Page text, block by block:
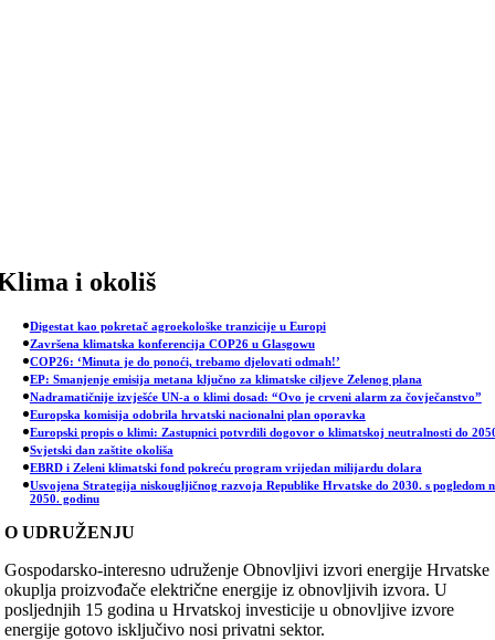
i okoliš
Digestat kao pokretač agroekološke tranzicije u Europi
Završena klimatska konferencija COP26 u Glasgowu
COP26: ‘Minuta je do ponoći, trebamo djelovati odmah!’
EP: Smanjenje emisija metana ključno za klimatske ciljeve Zelenog plana
Nadramatičnije izvješće UN-a o klimi dosad: “Ovo je crveni alarm za čovječanstvo”
Europska komisija odobrila hrvatski nacionalni plan oporavka
Europski propis o klimi: Zastupnici potvrdili dogovor o klimatskoj neutralnosti do
Svjetski dan zaštite okoliša
EBRD i Zeleni klimatski fond pokreću program vrijedan milijardu dolara
Usvojena Strategija niskougljičnog razvoja Republike Hrvatske do 2030. s pogledom
2050. godinu
O UDRUŽENJU
Gospodarsko-interesno udruženje Obnovljivi izvori energije Hrvatske
okuplja proizvođače električne energije iz obnovljivih izvora. U
posljednjih 15 godina u Hrvatskoj investicije u obnovljive izvore
energije gotovo isključivo nosi privatni sektor.